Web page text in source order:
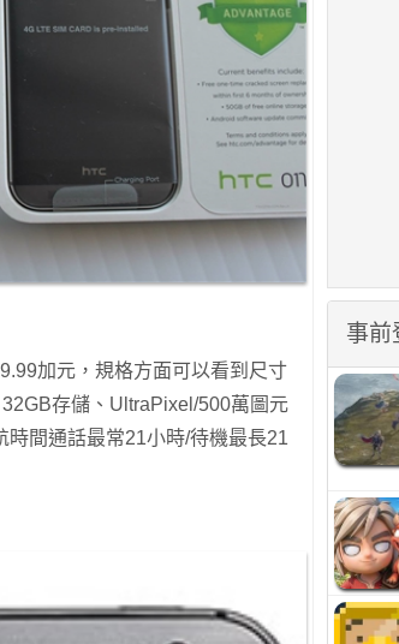
加元，規格方面可以看到尺寸
存儲、UltraPixel/500萬圖元
間通話最常21小時/待機最長21
事前